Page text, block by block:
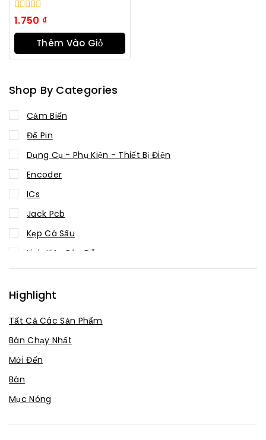
0
trong
số
1.750 ₫
Thêm Vào Giỏ
Hàng
Shop By Categories
Cảm Biến
Đế Pin
Dụng Cụ - Phụ Kiện - Thiết Bị Điện
Encoder
ICs
Jack Pcb
Kẹp Cá Sấu
Linh Kiện Bán Dẫn
Linh kiện thụ động
Mạch chuyển đổi
Vi Điều Khiển
Highlight
Tất Cả Các Sản Phẩm
Bán Chạy Nhất
Mới Đến
Bán
Mục Nóng